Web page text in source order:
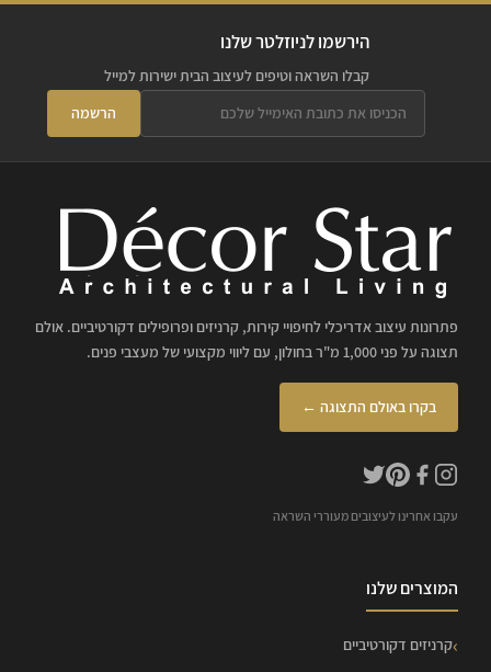
הירשמו לניוזלטר שלנו
קבלו השראה וטיפים לעיצוב הבית ישירות למייל
הרשמה
פתרונות עיצוב אדריכלי לחיפויי קירות, קרניזים ופרופילים דקורטיביים. אולם
תצוגה על פני 1,000 מ"ר בחולון, עם ליווי מקצועי של מעצבי פנים.
בקרו באולם התצוגה ←
עקבו אחרינו לעיצובים מעוררי השראה
המוצרים שלנו
קרניזים דקורטיביים